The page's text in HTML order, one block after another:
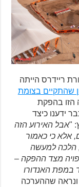
ריידרס הייתה
שהתקיים בצומת
הזו בהפקת
ידענו כיצד
"אבל האירוע הזה
אלא כי כאמור
הלכה למעשה
מצד ההפקה –
במפת האנדורו
ונראה שההערכה